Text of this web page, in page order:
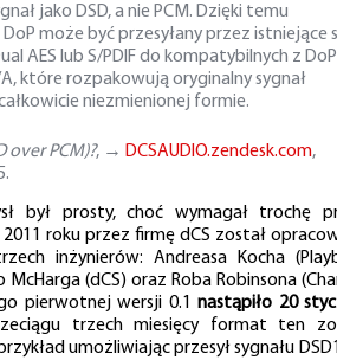
jako DSD, a nie PCM. Dzięki temu
może być przesyłany przez istniejące
AES lub S/PDIF do kompatybilnych z DoP
które rozpakowują oryginalny sygnał
niezmienionej formie.
over PCM)?, → DCSAUDIO.zendesk.com,
był prosty, choć wymagał trochę
roku przez firmę dCS został
inżynierów: Andreasa Kocha
McHarga (dCS) oraz Roba Robinsona
pierwotnej wersji 0.1 nastąpiło 20
trzech miesięcy format ten
umożliwiając przesył sygnału